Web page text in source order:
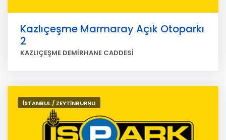
Kazlıçeşme Marmaray Açık Otoparkı
2
KAZLIÇEŞME DEMİRHANE CADDESİ
İSTANBUL / ZEYTİNBURNU